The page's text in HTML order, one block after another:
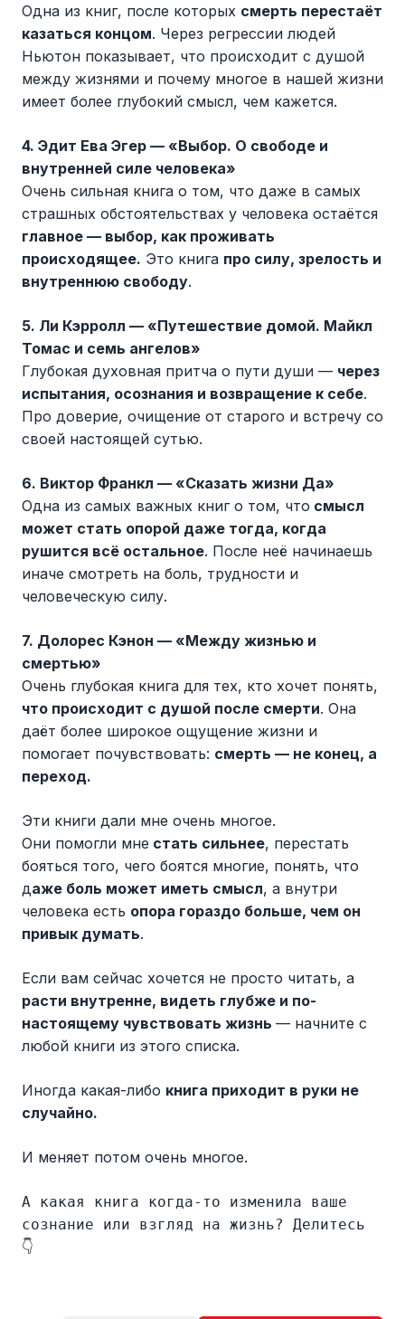
Одна из книг, после которых смерть перестаёт
казаться концом. Через регрессии людей
Ньютон показывает, что происходит с душой
между жизнями и почему многое в нашей жизни
имеет более глубокий смысл, чем кажется.
4. Эдит Ева Эгер — «Выбор. О свободе и
внутренней силе человека»
Очень сильная книга о том, что даже в самых
страшных обстоятельствах у человека остаётся
главное — выбор, как проживать
происходящее. Это книга про силу, зрелость и
внутреннюю свободу.
5. Ли Кэрролл — «Путешествие домой. Майкл
Томас и семь ангелов»
Глубокая духовная притча о пути души — через
испытания, осознания и возвращение к себе.
Про доверие, очищение от старого и встречу со
своей настоящей сутью.
6. Виктор Франкл — «Сказать жизни Да»
Одна из самых важных книг о том, что смысл
может стать опорой даже тогда, когда
рушится всё остальное. После неё начинаешь
иначе смотреть на боль, трудности и
человеческую силу.
7. Долорес Кэнон — «Между жизнью и
смертью»
Очень глубокая книга для тех, кто хочет понять,
что происходит с душой после смерти. Она
даёт более широкое ощущение жизни и
помогает почувствовать: смерть — не конец, а
переход.
Эти книги дали мне очень многое.
Они помогли мне стать сильнее, перестать
бояться того, чего боятся многие, понять, что
даже боль может иметь смысл, а внутри
человека есть опора гораздо больше, чем он
привык думать.
Если вам сейчас хочется не просто читать, а
расти внутренне, видеть глубже и по-
настоящему чувствовать жизнь — начните с
любой книги из этого списка.
Иногда какая-либо книга приходит в руки не
случайно.
И меняет потом очень многое.
А какая книга когда-то изменила ваше
сознание или взгляд на жизнь? Делитесь
👇